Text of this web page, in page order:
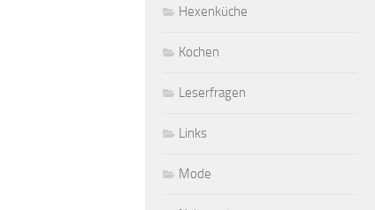
Hexenküche
Kochen
Leserfragen
Links
Mode